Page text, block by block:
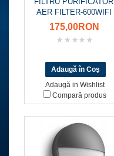
AER FILTER-600WIFI
175,00RON
Adaugă in Wishlist
Compară produs